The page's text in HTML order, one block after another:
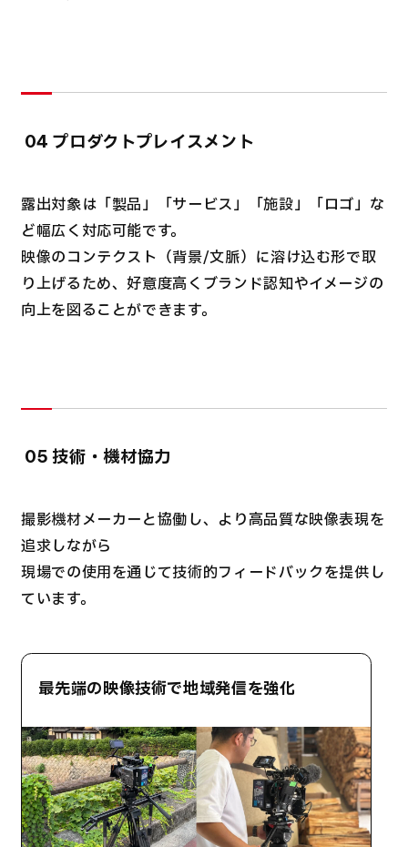
04 プロダクトプレイスメント
露出対象は「製品」「サービス」「施設」「ロゴ」な
ど幅広く対応可能です。
映像のコンテクスト（背景/文脈）に溶け込む形で取
り上げるため、好意度高くブランド認知やイメージの
向上を図ることができます。
05 技術・機材協力
撮影機材メーカーと協働し、より高品質な映像表現を
追求しながら
現場での使用を通じて技術的フィードバックを提供し
ています。
最先端の映像技術で地域発信を強化